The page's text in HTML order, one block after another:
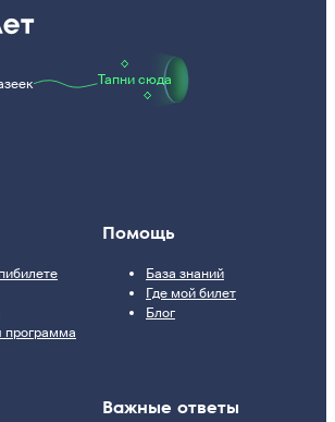
Тапни сюда
программа
Помощь
База знаний
Где мой билет
Блог
Важные ответы